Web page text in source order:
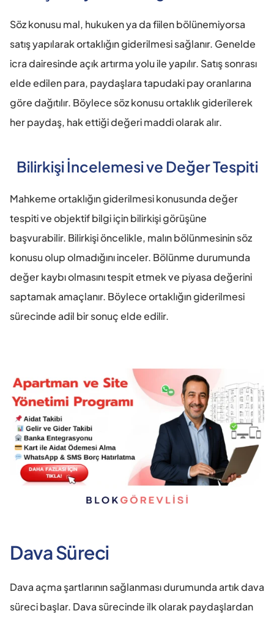
Söz konusu mal, hukuken ya da fiilen bölünemiyorsa
satış yapılarak ortaklığın giderilmesi sağlanır. Genelde
icra dairesinde açık artırma yolu ile yapılır. Satış sonrası
elde edilen para, paydaşlara tapudaki pay oranlarına
göre dağıtılır. Böylece söz konusu ortaklık giderilerek
her paydaş, hak ettiği değeri maddi olarak alır.
Bilirkişi İncelemesi ve Değer Tespiti
Mahkeme ortaklığın giderilmesi konusunda değer
tespiti ve objektif bilgi için bilirkişi görüşüne
başvurabilir. Bilirkişi öncelikle, malın bölünmesinin söz
konusu olup olmadığını inceler. Bölünme durumunda
değer kaybı olmasını tespit etmek ve piyasa değerini
saptamak amaçlanır. Böylece ortaklığın giderilmesi
sürecinde adil bir sonuç elde edilir.
Dava Süreci
Dava açma şartlarının sağlanması durumunda artık dava
süreci başlar. Dava sürecinde ilk olarak paydaşlardan